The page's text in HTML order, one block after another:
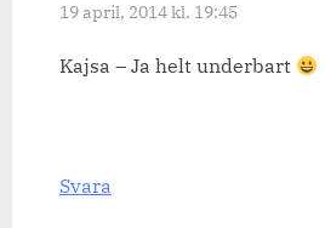
19 april, 2014 kl. 19:45
Kajsa – Ja helt underbart
Svara